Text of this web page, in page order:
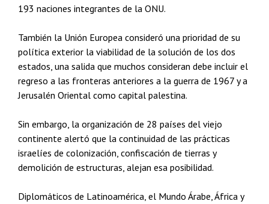
193 naciones integrantes de la ONU.
También la Unión Europea consideró una prioridad de su
política exterior la viabilidad de la solución de los dos
estados, una salida que muchos consideran debe incluir el
regreso a las fronteras anteriores a la guerra de 1967 y a
Jerusalén Oriental como capital palestina.
Sin embargo, la organización de 28 países del viejo
continente alertó que la continuidad de las prácticas
israelíes de colonización, confiscación de tierras y
demolición de estructuras, alejan esa posibilidad.
Diplomáticos de Latinoamérica, el Mundo Árabe, África y